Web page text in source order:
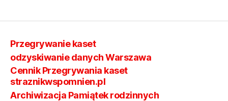
Przegrywanie kaset
odzyskiwanie danych Warszawa
Cennik Przegrywania kaset
straznikwspomnien.pl
Archiwizacja Pamiątek rodzinnych